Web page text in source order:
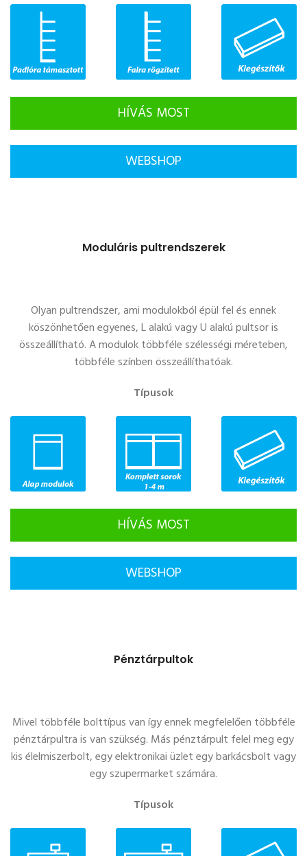
HÍVÁS MOST
WEBSHOP
Moduláris pultrendszerek
Olyan pultrendszer, ami modulokból épül fel és ennek
köszönhetően egyenes, L alakú vagy U alakú pultsor is
összeállítható. A modulok többféle szélességi méreteben,
többféle színben összeállíthatóak.
Típusok
HÍVÁS MOST
WEBSHOP
Pénztárpultok
Mivel többféle bolttípus van így ennek megfelelően többféle
pénztárpultra is van szükség. Más pénztárpult felel meg egy
kis élelmiszerbolt, egy elektronikai üzlet egy barkácsbolt vagy
egy szupermarket számára.
Típusok